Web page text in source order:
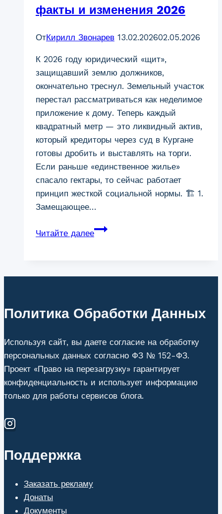
по
2026)
факты и изменения 2026
ОтКирилл Звонарев 13.02.202602.05.2026
К 2026 году юридический «щит»,
защищавший землю должников,
окончательно треснул. Земельный участок
перестал рассматриваться как неделимое
приложение к дому. Теперь каждый
квадратный метр — это ликвидный актив,
который кредиторы через суд в Кургане
готовы дробить и выставлять на торги.
Если раньше «единственное жилье»
спасало гектары, то сейчас работает
принцип жесткой социальной нормы. 🏗 1.
Замещающее…
Читайте далееЗемельный
факты
и
Политика Обработки Данных
Используя сайт, вы даете согласие на обработку
персональных данных согласно ФЗ № 152-ФЗ.
Проект «Право на перезагрузку» гарантирует
конфиденциальность и использует информацию
только для работы сервисов блога.
Поддержка
Заказать рекламу
Донаты
Документы